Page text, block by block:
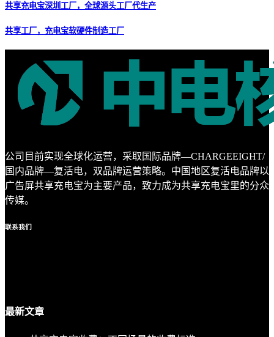
共享充电宝深圳工厂，全球源头工厂代生产
共享工厂，充电宝软硬件制造工厂
公司目前实现全球化运营，采取国际品牌—CHARGEEIGHT/
国内品牌—复活电，双品牌运营策略。中国地区复活电品牌以
广告屏共享充电宝为主要产品，致力成为共享充电宝里的分众
传媒。
联系我们
最新文章